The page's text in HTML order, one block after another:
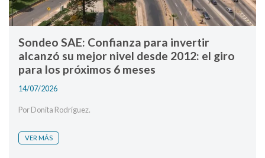
Sondeo SAE: Confianza para invertir
alcanzó su mejor nivel desde 2012: el giro
para los próximos 6 meses
14/07/2026
Por Donita Rodríguez.
VER MÁS